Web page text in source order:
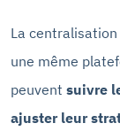
La
une même
peuvent suivre
ajuster leur